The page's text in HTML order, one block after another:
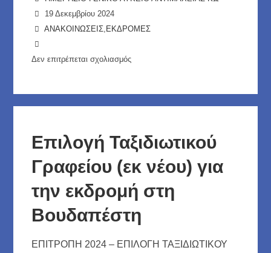
19 Δεκεμβρίου 2024
ΑΝΑΚΟΙΝΩΣΕΙΣ ΕΚΔΡΟΜΕΣ
Δεν επιτρέπεται σχολιασμός
ΓΕ.Λ.
ΑΝΤΙΜΑΧΕΙΑΣ
ΚΩ
Επιλογή Ταξιδιωτικού
Γραφείου (εκ νέου) για
την εκδρομή στη
Βουδαπέστη
ΕΠΙΤΡΟΠΗ 2024 – ΕΠΙΛΟΓΗ ΤΑΞΙΔΙΩΤΙΚΟΥ